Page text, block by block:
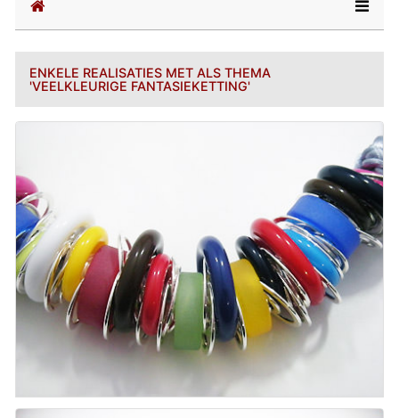
(current)
ENKELE REALISATIES MET ALS THEMA
'VEELKLEURIGE FANTASIEKETTING'